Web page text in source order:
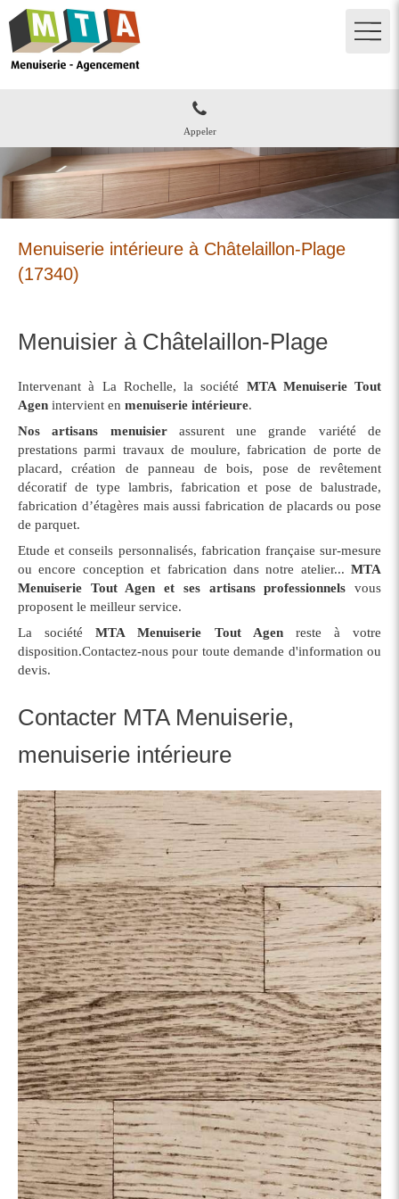
Appeler
Menuiserie intérieure à Châtelaillon-Plage
(17340)
Menuisier à Châtelaillon-Plage
Intervenant à La Rochelle, la société MTA Menuiserie Tout
Agen intervient en menuiserie intérieure.
Nos artisans menuisierassurent une grande variété de
prestations parmi travaux de moulure, fabrication de porte de
placard, création de panneau de bois, pose de revêtement
décoratif de type lambris, fabrication et pose de balustrade,
fabrication d’étagères mais aussi fabrication de placards ou pose
de parquet.
Etude et conseils personnalisés, fabrication française sur-mesure
ou encore conception et fabrication dans notre atelier... MTA
Menuiserie Tout Agen et ses artisans professionnels vous
proposent le meilleur service.
La sociétéMTA Menuiserie Tout Agenreste à votre
disposition.Contactez-nous pour toute demande d'information ou
devis.
Contacter MTA Menuiserie,
menuiserie intérieure